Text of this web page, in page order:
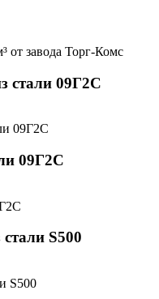
стали 09Г2С
09Г2С
S500